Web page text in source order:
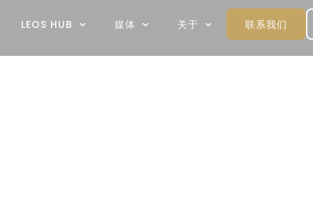
LEOS HUB 媒体 关于 联系我们